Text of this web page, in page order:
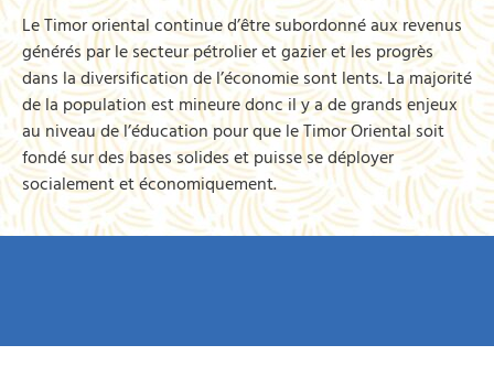
Le Timor oriental continue d’être subordonné aux revenus
générés par le secteur pétrolier et gazier et les progrès
dans la diversification de l’économie sont lents. La majorité
de la population est mineure donc il y a de grands enjeux
au niveau de l’éducation pour que le Timor Oriental soit
fondé sur des bases solides et puisse se déployer
socialement et économiquement.